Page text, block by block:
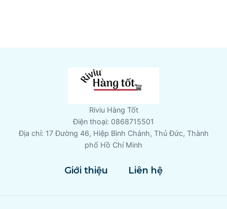
Riviu Hàng Tốt
Điện thoại: 0868715501
Địa chỉ: 17 Đường 46, Hiệp Bình Chánh, Thủ Đức, Thành
phố Hồ Chí Minh
Giới thiệu Liên hệ